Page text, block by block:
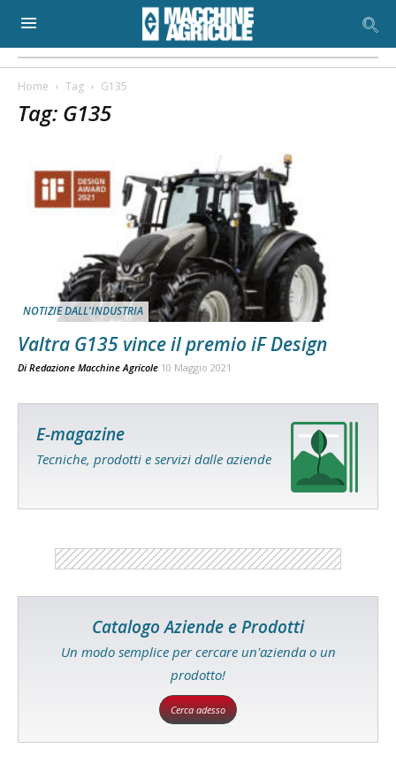
Home Tag G135
Tag: G135
NOTIZIE DALL'INDUSTRIA
Valtra G135 vince il premio iF Design
Di Redazione Macchine Agricole 10 Maggio 2021
E-magazine
Tecniche, prodotti e servizi dalle aziende
Catalogo Aziende e Prodotti
Un modo semplice per cercare un'azienda o un
prodotto!
Cerca adesso